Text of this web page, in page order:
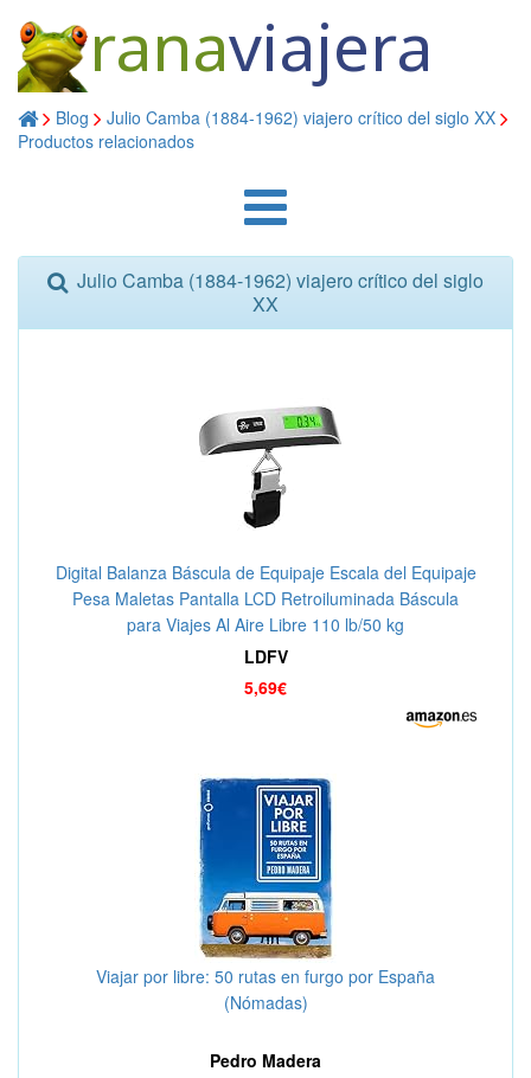
ranaviajera
Blog
Julio Camba (1884-1962) viajero crítico del siglo XX
Productos relacionados
Julio Camba (1884-1962) viajero crítico del siglo
XX
Digital Balanza Báscula de Equipaje Escala del Equipaje
Pesa Maletas Pantalla LCD Retroiluminada Báscula
para Viajes Al Aire Libre 110 lb/50 kg
LDFV
5,69€
Viajar por libre: 50 rutas en furgo por España
(Nómadas)
Pedro Madera